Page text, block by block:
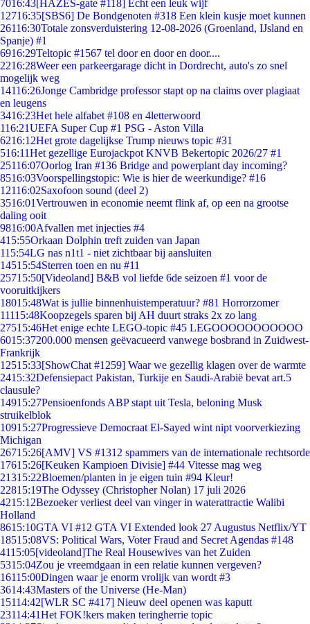
7016:43[HAZES-gate #118] Echt een leuk wijf
12716:35[SBS6] De Bondgenoten #318 Een klein kusje moet kunnen
26116:30Totale zonsverduistering 12-08-2026 (Groenland, IJsland en
Spanje) #1
6916:29Teltopic #1567 tel door en door en door....
2216:28Weer een parkeergarage dicht in Dordrecht, auto's zo snel
mogelijk weg
14116:26Jonge Cambridge professor stapt op na claims over plagiaat
en leugens
3416:23Het hele alfabet #108 en 4letterwoord
116:21UEFA Super Cup #1 PSG - Aston Villa
6216:12Het grote dagelijkse Trump nieuws topic #31
516:11Het gezellige Eurojackpot KNVB Bekertopic 2026/27 #1
25116:07Oorlog Iran #136 Bridge and powerplant day incoming?
8516:03Voorspellingstopic: Wie is hier de weerkundige? #16
12116:02Saxofoon sound (deel 2)
3516:01Vertrouwen in economie neemt flink af, op een na grootse
daling ooit
9816:00Afvallen met injecties #4
415:55Orkaan Dolphin treft zuiden van Japan
115:54LG nas n1t1 - niet zichtbaar bij aansluiten
14515:54Sterren toen en nu #11
25715:50[Videoland] B&B vol liefde 6de seizoen #1 voor de
vooruitkijkers
18015:48Wat is jullie binnenhuistemperatuur? #81 Horrorzomer
11115:48Koopzegels sparen bij AH duurt straks 2x zo lang
27515:46Het enige echte LEGO-topic #45 LEGOOOOOOOOOOO
6015:37200.000 mensen geëvacueerd vanwege bosbrand in Zuidwest-
Frankrijk
12515:33[ShowChat #1259] Waar we gezellig klagen over de warmte
2415:32Defensiepact Pakistan, Turkije en Saudi-Arabië bevat art.5
clausule?
14915:27Pensioenfonds ABP stapt uit Tesla, beloning Musk
struikelblok
10915:27Progressieve Democraat El-Sayed wint nipt voorverkiezing
Michigan
26715:26[AMV] VS #1312 spammers van de internationale rechtsorde
17615:26[Keuken Kampioen Divisie] #44 Vitesse mag weg
21315:22Bloemen/planten in je eigen tuin #94 Kleur!
22815:19The Odyssey (Christopher Nolan) 17 juli 2026
4215:12Bezoeker verliest deel van vinger in waterattractie Walibi
Holland
8615:10GTA VI #12 GTA VI Extended look 27 Augustus Netflix/YT
18515:08VS: Political Wars, Voter Fraud and Secret Agendas #148
4115:05[videoland]The Real Housewives van het Zuiden
5315:04Zou je vreemdgaan in een relatie kunnen vergeven?
16115:00Dingen waar je enorm vrolijk van wordt #3
3614:43Masters of the Universe (He-Man)
15114:42[WLR SC #417] Nieuw deel openen was kaputt
23114:41Het FOK!kers maken teringherrie topic